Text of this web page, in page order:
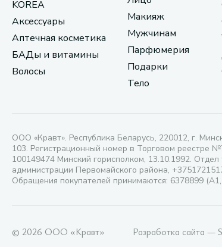
KOREA
Аксессуары
Аптечная косметика
БАДы и витамины
Волосы
Макияж
Мужчинам
Парфюмерия
Подарки
Тело
ООО «Кравт». Республика Беларусь, 220012, г.
103. Регистрационный номер в Торговом реестре
100149474 Минский горисполком, 13.10.1992. Отдел
администрации Первомайского района,
Обращения покупателей принимаются: 6378899
© 2026 ООО «Кравт» Разработка сайта —